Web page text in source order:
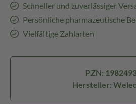
Schneller und zuverlässiger
Persönliche pharmazeutische
Vielfältige Zahlarten
PZN:
Hersteller: